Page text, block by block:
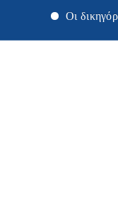
Οι δικηγόροι μας